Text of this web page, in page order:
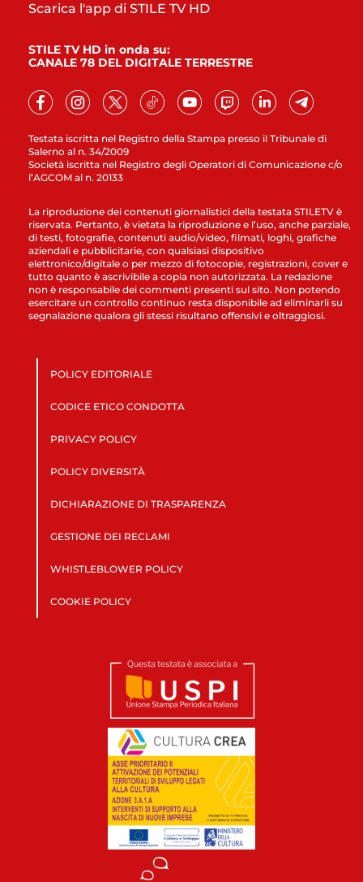
Testata iscritta nel Registro della Stampa presso il Tribunale di
Salerno al n. 34/2009
Società iscritta nel Registro degli Operatori di Comunicazione c/o
l’AGCOM al n. 20133
Scarica l'app di STILE TV HD
STILE TV HD in onda su:
CANALE 78 DEL DIGITALE TERRESTRE
La riproduzione dei contenuti giornalistici della testata STILETV è
riservata. Pertanto, è vietata la riproduzione e l’uso, anche parziale,
di testi, fotografie, contenuti audio/video, filmati, loghi, grafiche
aziendali e pubblicitarie, con qualsiasi dispositivo
elettronico/digitale o per mezzo di fotocopie, registrazioni, cover e
tutto quanto è ascrivibile a copia non autorizzata. La redazione
non è responsabile dei commenti presenti sul sito. Non potendo
esercitare un controllo continuo resta disponibile ad eliminarli su
segnalazione qualora gli stessi risultano offensivi e oltraggiosi.
POLICY EDITORIALE
CODICE ETICO CONDOTTA
PRIVACY POLICY
POLICY DIVERSITÀ
DICHIARAZIONE DI TRASPARENZA
GESTIONE DEI RECLAMI
WHISTLEBLOWER POLICY
COOKIE POLICY